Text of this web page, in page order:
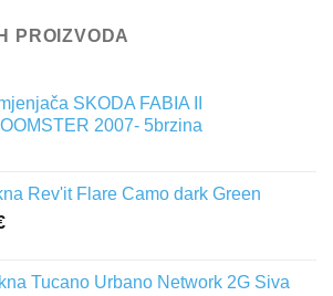
PROIZVODA
SKODA FABIA II
2007- 5brzina
Rev'it Flare Camo dark Green
Tucano Urbano Network 2G Siva